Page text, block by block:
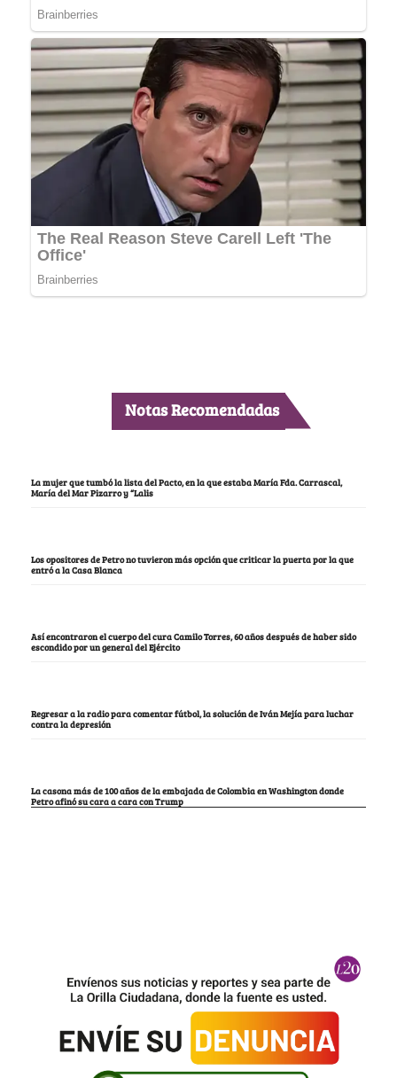
Notas Recomendadas
La mujer que tumbó la lista del Pacto, en la que estaba María Fda. Carrascal,
María del Mar Pizarro y “Lalis
Los opositores de Petro no tuvieron más opción que criticar la puerta por la que
entró a la Casa Blanca
Así encontraron el cuerpo del cura Camilo Torres, 60 años después de haber sido
escondido por un general del Ejército
Regresar a la radio para comentar fútbol, la solución de Iván Mejía para luchar
contra la depresión
La casona más de 100 años de la embajada de Colombia en Washington donde
Petro afinó su cara a cara con Trump